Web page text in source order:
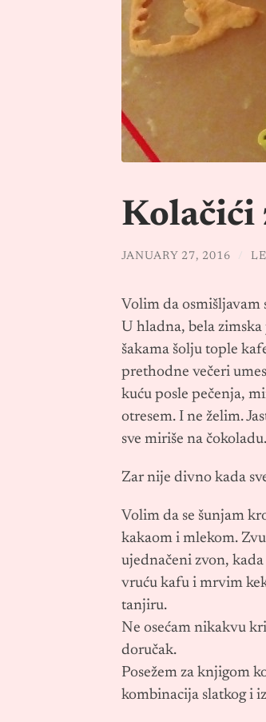
Kolačići
JANUARY 27, 2016 /
Volim da osmišljavam
U hladna, bela
šakama šolju tople
prethodne večeri
kuću posle pečenja,
otresem. I ne želim.
sve miriše na čokoladu.
Zar nije divno kada
Volim da se šunjam
kakaom i mlekom.
ujednačeni zvon,
vruću kafu i mrvim
tanjiru.
Ne osećam nikakvu
doručak.
Posežem za knjigom
kombinacija slatkog i